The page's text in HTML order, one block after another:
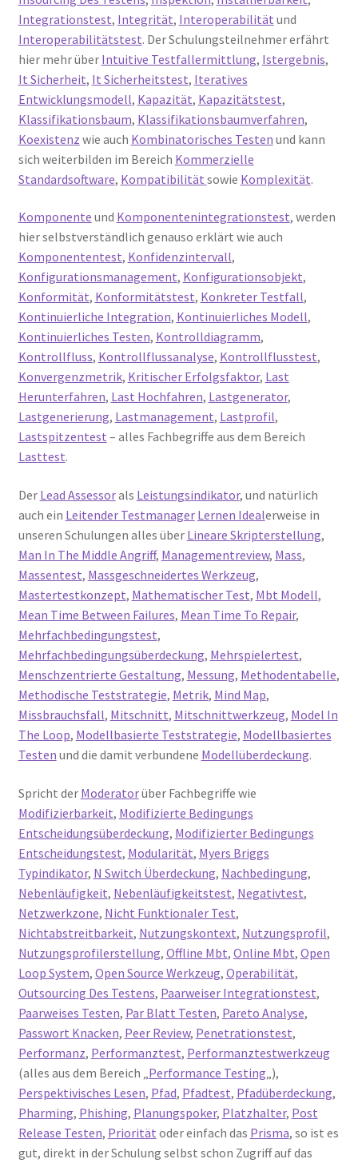
Integrationstest, Integrität, Interoperabilität und
Interoperabilitätstest. Der Schulungsteilnehmer erfährt
hier mehr über Intuitive Testfallermittlung, Istergebnis,
It Sicherheit, It Sicherheitstest, Iteratives
Entwicklungsmodell, Kapazität, Kapazitätstest,
Klassifikationsbaum, Klassifikationsbaumverfahren,
Koexistenz wie auch Kombinatorisches Testen und kann
sich weiterbilden im Bereich Kommerzielle
Standardsoftware, Kompatibilität sowie Komplexität.
Komponente und Komponentenintegrationstest, werden
hier selbstverständlich genauso erklärt wie auch
Komponententest, Konfidenzintervall,
Konfigurationsmanagement, Konfigurationsobjekt,
Konformität, Konformitätstest, Konkreter Testfall,
Kontinuierliche Integration, Kontinuierliches Modell,
Kontinuierliches Testen, Kontrolldiagramm,
Kontrollfluss, Kontrollflussanalyse, Kontrollflusstest,
Konvergenzmetrik, Kritischer Erfolgsfaktor, Last
Herunterfahren, Last Hochfahren, Lastgenerator,
Lastgenerierung, Lastmanagement, Lastprofil,
Lastspitzentest – alles Fachbegriffe aus dem Bereich
Lasttest.
Der Lead Assessorals Leistungsindikator, und natürlich
auch ein Leitender Testmanager Lernen Idealerweise in
unseren Schulungen alles über Lineare Skripterstellung,
Man In The Middle Angriff, Managementreview, Mass,
Massentest, Massgeschneidertes Werkzeug,
Mastertestkonzept, Mathematischer Test, Mbt Modell,
Mean Time Between Failures, Mean Time To Repair,
Mehrfachbedingungstest,
Mehrfachbedingungsüberdeckung, Mehrspielertest,
Menschzentrierte Gestaltung, Messung, Methodentabelle,
Methodische Teststrategie, Metrik, Mind Map,
Missbrauchsfall, Mitschnitt, Mitschnittwerkzeug, Model In
The Loop, Modellbasierte Teststrategie, Modellbasiertes
Testen und die damit verbundene Modellüberdeckung.
Spricht der Moderatorüber Fachbegriffe wie
Modifizierbarkeit, Modifizierte Bedingungs
Entscheidungsüberdeckung, Modifizierter Bedingungs
Entscheidungstest, Modularität, Myers Briggs
Typindikator, N Switch Überdeckung, Nachbedingung,
Nebenläufigkeit, Nebenläufigkeitstest, Negativtest,
Netzwerkzone, Nicht Funktionaler Test,
Nichtabstreitbarkeit, Nutzungskontext, Nutzungsprofil,
Nutzungsprofilerstellung, Offline Mbt, Online Mbt, Open
Loop System, Open Source Werkzeug, Operabilität,
Outsourcing Des Testens, Paarweiser Integrationstest,
Paarweises Testen, Par Blatt Testen, Pareto Analyse,
Passwort Knacken, Peer Review, Penetrationstest,
Performanz, Performanztest, Performanztestwerkzeug
(alles aus dem Bereich „ Performance Testing „),
Perspektivisches Lesen, Pfad, Pfadtest, Pfadüberdeckung,
Pharming, Phishing, Planungspoker, Platzhalter, Post
Release Testen, Priorität oder einfach das Prisma, so ist es
gut, direkt in der Schulung selbst schon Zugriff auf das